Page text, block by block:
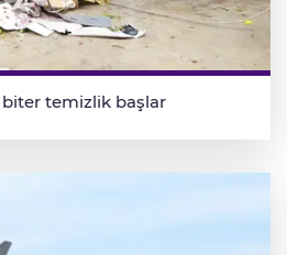
biter temizlik başlar